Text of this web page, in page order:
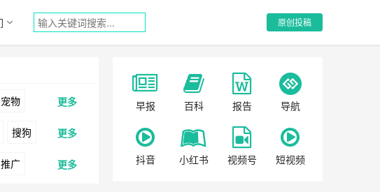
原创投稿
宠物 更多
搜狗 更多
推广 更多
早报 百科 报告 导航
抖音 小红书 视频号 短视频